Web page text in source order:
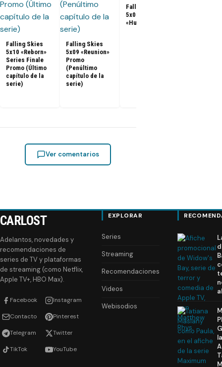
Falling Skies
5x10 «Reborn»
Series Finale
Promo (Último
capítulo de la
serie)
Falling Skies
5x09 «Reunion»
Promo
(Penúltimo
capítulo de la
serie)
Falling Skies
5x02 Promo
«Hunger Pains»
Ver comentarios
CARLOST
Adelantos, novedades y
recomendaciones de
series de TV y plataformas
de streaming (como Netflix,
Apple TV+, HBO Max).
Facebook Instagram
Contacto Pinterest
Telegram Twitter
TikTok YouTube
EXPLORAR
Series
Streaming
Recomendaciones
Videos
Webisodios